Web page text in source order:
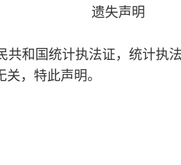
声明
国统计执法证，统计执法
，特此声明。